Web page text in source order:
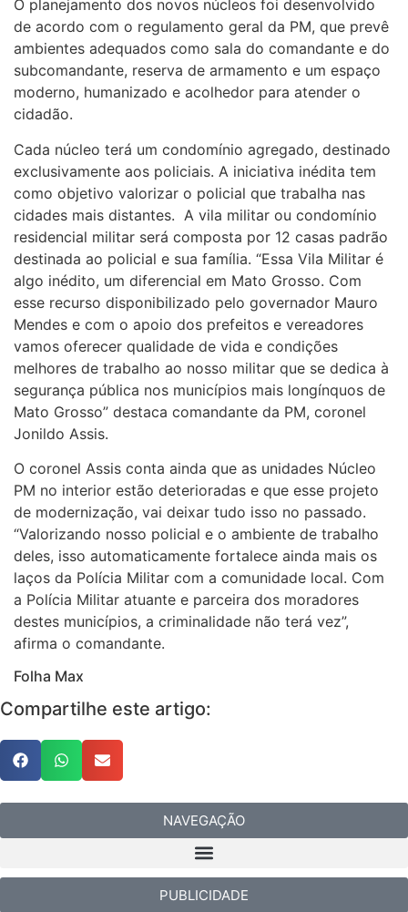
O planejamento dos novos núcleos foi desenvolvido
de acordo com o regulamento geral da PM, que prevê
ambientes adequados como sala do comandante e do
subcomandante, reserva de armamento e um espaço
moderno, humanizado e acolhedor para atender o
cidadão.
Cada núcleo terá um condomínio agregado, destinado
exclusivamente aos policiais. A iniciativa inédita tem
como objetivo valorizar o policial que trabalha nas
cidades mais distantes. A vila militar ou condomínio
residencial militar será composta por 12 casas padrão
destinada ao policial e sua família. “Essa Vila Militar é
algo inédito, um diferencial em Mato Grosso. Com
esse recurso disponibilizado pelo governador Mauro
Mendes e com o apoio dos prefeitos e vereadores
vamos oferecer qualidade de vida e condições
melhores de trabalho ao nosso militar que se dedica à
segurança pública nos municípios mais longínquos de
Mato Grosso” destaca comandante da PM, coronel
Jonildo Assis.
O coronel Assis conta ainda que as unidades Núcleo
PM no interior estão deterioradas e que esse projeto
de modernização, vai deixar tudo isso no passado.
“Valorizando nosso policial e o ambiente de trabalho
deles, isso automaticamente fortalece ainda mais os
laços da Polícia Militar com a comunidade local. Com
a Polícia Militar atuante e parceira dos moradores
destes municípios, a criminalidade não terá vez”,
afirma o comandante.
Folha Max
Compartilhe este artigo:
NAVEGAÇÃO
PUBLICIDADE